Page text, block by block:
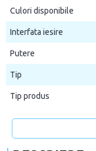
Culori disponibile
Interfata iesire
Putere
Tip
Tip produs